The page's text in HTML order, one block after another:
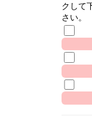
クして
さい。